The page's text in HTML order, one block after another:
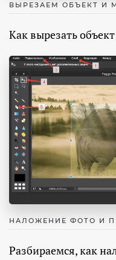
ВЫРЕЗАЕМ ОБЪЕКТ И
Как вырезать
НАЛОЖЕНИЕ ФОТО И
Разбираемся, как